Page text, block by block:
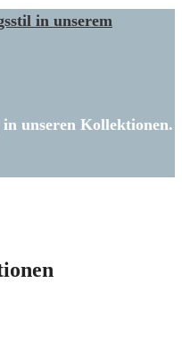
in unserem
unseren Kollektionen.